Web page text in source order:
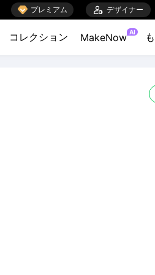
 プレミアム  デザイナー
コレクション MakeNow AI